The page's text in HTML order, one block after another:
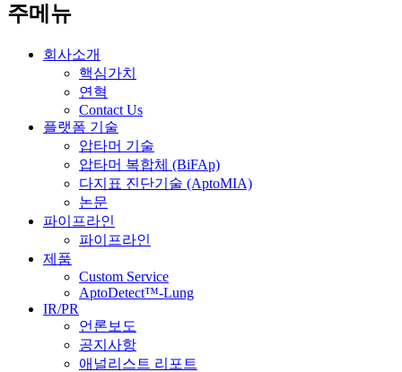
주메뉴
회사소개
핵심가치
연혁
Contact Us
플랫폼 기술
압타머 기술
압타머 복합체 (BiFAp)
다지표 진단기술 (AptoMIA)
논문
파이프라인
파이프라인
제품
Custom Service
AptoDetect™-Lung
IR/PR
언론보도
공지사항
애널리스트 리포트